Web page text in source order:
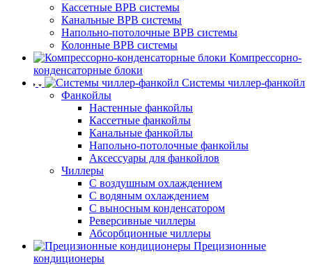
Кассетные ВРВ системы
Канальные ВРВ системы
Напольно-потолочные ВРВ системы
Колонные ВРВ системы
Компрессорно-
конденсаторные блоки
Системы чиллер-фанкойл
Фанкойлы
Настенные фанкойлы
Кассетные фанкойлы
Канальные фанкойлы
Напольно-потолочные фанкойлы
Аксессуары для фанкойлов
Чиллеры
С воздушным охлаждением
С водяным охлаждением
С выносным конденсатором
Реверсивные чиллеры
Абсорбционные чиллеры
Прецизионные
кондиционеры